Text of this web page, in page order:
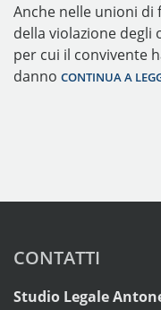
Anche nelle unioni di
della violazione degli
per cui il convivente
danno CONTINUA A
CONTATTI
Studio Legale